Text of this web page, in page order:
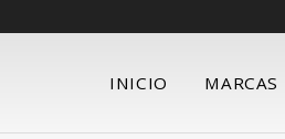
INICIO MARCAS